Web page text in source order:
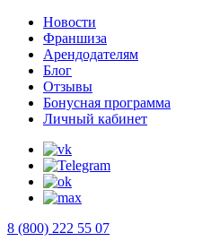
Новости
Франшиза
Арендодателям
Блог
Отзывы
Бонусная программа
Личный кабинет
8 (800) 222 55 07